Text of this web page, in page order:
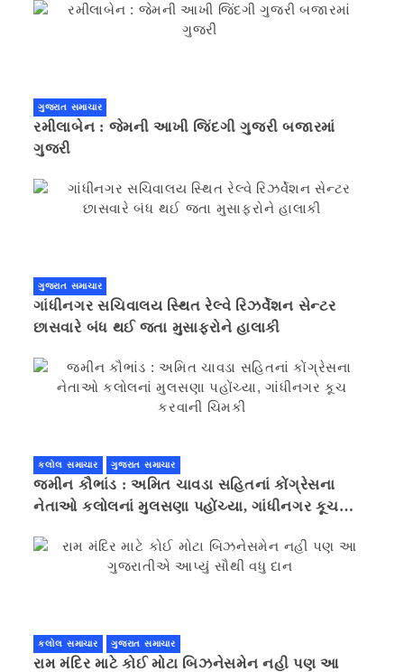
ગુજરાત સમાચાર
રમીલાબેન : જેમની આખી જિંદગી ગુજરી બજારમાં
ગુજરી
ગુજરાત સમાચાર
ગાંધીનગર સચિવાલય સ્થિત રેલ્વે રિઝર્વેશન સેન્ટર
છાસવારે બંધ થઈ જતા મુસાફરોને હાલાકી
કલોલ સમાચાર ગુજરાત સમાચાર
જમીન કૌભાંડ : અમિત ચાવડા સહિતનાં કોંગ્રેસના
નેતાઓ કલોલનાં મુલસણા પહોંચ્યા, ગાંધીનગર કૂચ
કલોલ સમાચાર ગુજરાત સમાચાર
રામ મંદિર માટે કોઈ મોટા બિઝનેસમેન નહી પણ આ